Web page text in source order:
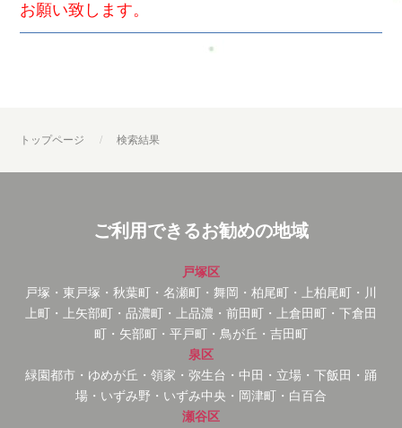
お願い致します。
トップページ 検索結果
ご利用できるお勧めの地域
戸塚区
戸塚・東戸塚・秋葉町・名瀬町・舞岡・柏尾町・上柏尾町・川
上町・上矢部町・品濃町・上品濃・前田町・上倉田町・下倉田
町・矢部町・平戸町・鳥が丘・吉田町
泉区
緑園都市・ゆめが丘・領家・弥生台・中田・立場・下飯田・踊
場・いずみ野・いずみ中央・岡津町・白百合
瀬谷区